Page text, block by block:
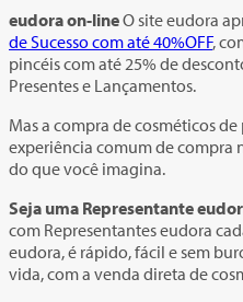
eudora on-lineO site eudora
de Sucesso com até 40%OFF,
pincéis com até 25% de
Presentes e Lançamentos.
Mas a compra de cosméticos
experiência comum de compra
do que você imagina.
Seja uma Representante
com Representantes eudora
eudora, é rápido, fácil e sem
vida, com a venda direta de